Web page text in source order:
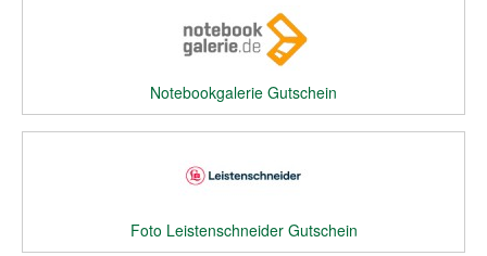
Notebookgalerie Gutschein
Foto Leistenschneider Gutschein